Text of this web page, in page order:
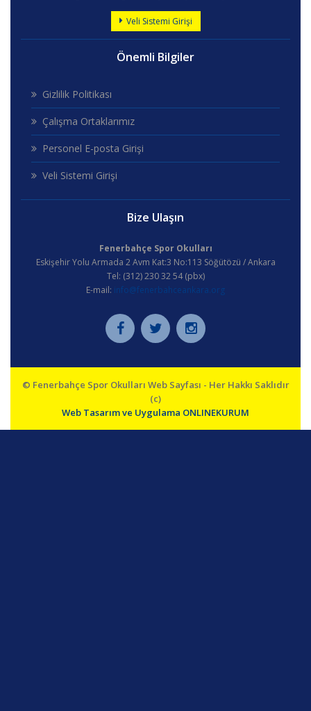
Veli Sistemi Girişi
Önemli Bilgiler
Gizlilik Politikası
Çalışma Ortaklarımız
Personel E-posta Girişi
Veli Sistemi Girişi
Bize Ulaşın
Fenerbahçe Spor Okulları
Eskişehir Yolu Armada 2 Avm Kat:3 No:113 Söğütözü / Ankara
Tel: (312) 230 32 54 (pbx)
E-mail: info@fenerbahceankara.org
© Fenerbahçe Spor Okulları Web Sayfası - Her Hakkı Saklıdır
(c)
Web Tasarım ve Uygulama ONLINEKURUM